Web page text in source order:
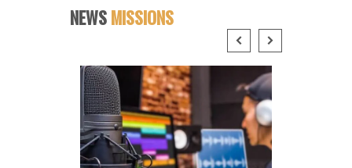
NEWSMISSIONS